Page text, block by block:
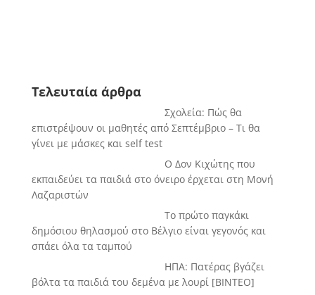
Τελευταία άρθρα
Σχολεία: Πώς θα
επιστρέψουν οι μαθητές από Σεπτέμβριο – Τι θα
γίνει με μάσκες και self test
Ο Δον Κιχώτης που
εκπαιδεύει τα παιδιά στο όνειρο έρχεται στη Μονή
Λαζαριστών
Το πρώτο παγκάκι
δημόσιου θηλασμού στο Βέλγιο είναι γεγονός και
σπάει όλα τα ταμπού
ΗΠΑ: Πατέρας βγάζει
βόλτα τα παιδιά του δεμένα με λουρί [BINTEO]